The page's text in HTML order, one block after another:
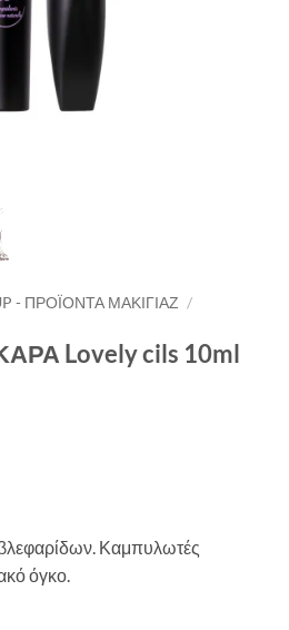
- ΠΡΟΪΌΝΤΑ ΜΑΚΙΓΙΆΖ /
Lovely cils 10ml
Καμπυλωτές
όγκο.